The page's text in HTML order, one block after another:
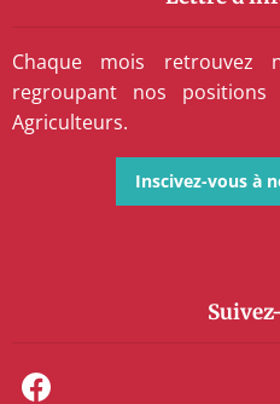
Chaque mois retrouvez
regroupant nos
Agriculteurs.
Inscivez-vous à